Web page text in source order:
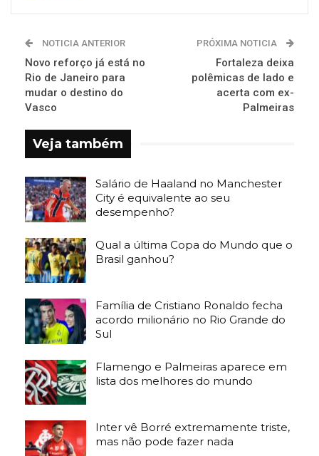
NOTICIA ANTERIOR
Novo reforço já está no
Rio de Janeiro para
mudar o destino do
Vasco
PRÓXIMA NOTICIA
Fortaleza deixa
polêmicas de lado e
acerta com ex-
Palmeiras
Veja também
Salário de Haaland no Manchester
City é equivalente ao seu
desempenho?
Qual a última Copa do Mundo que o
Brasil ganhou?
Família de Cristiano Ronaldo fecha
acordo milionário no Rio Grande do
Sul
Flamengo e Palmeiras aparece em
lista dos melhores do mundo
Inter vê Borré extremamente triste,
mas não pode fazer nada